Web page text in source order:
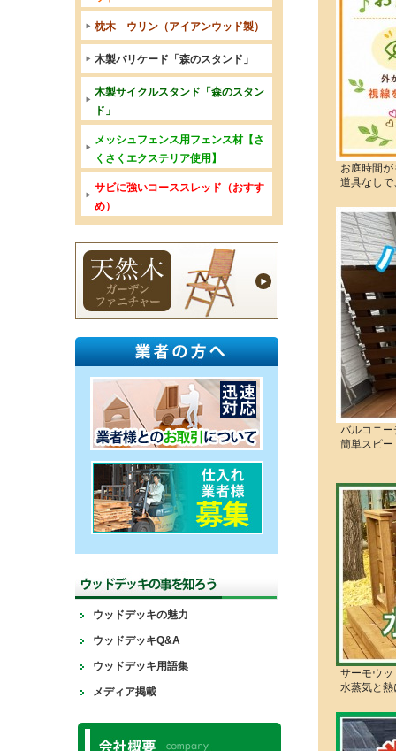
お庭時間
道具なし
バルコニ
簡単スピ
サーモウ
水蒸気と
枕木 ウリン（アイアンウッド製）
木製バリケード「森のスタンド」
木製サイクルスタンド「森のスタン
ド」
メッシュフェンス用フェンス材【さ
くさくエクステリア使用】
サビに強いコーススレッド（おすす
め）
ウッドデッキの魅力
ウッドデッキQ&A
ウッドデッキ用語集
メディア掲載